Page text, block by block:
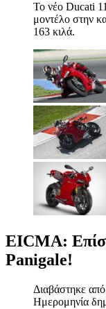
Το νέο Ducati
μοντέλο στην
163 κιλά.
EICMA:
Panigale!
Διαβάστηκε
Ημερομηνία